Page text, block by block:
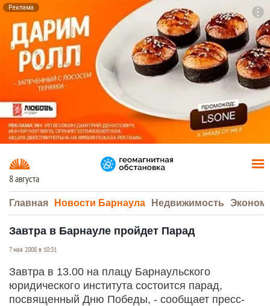
Реклама
8 августа
Главная Новости Барнаула Недвижимость
Завтра в Барнауле пройдет Парад
7 мая 2008 в 10:31
Завтра в 13.00 на плацу Барнаульского
юридического института состоится парад,
посвященный Дню Победы, - сообщает пресс-